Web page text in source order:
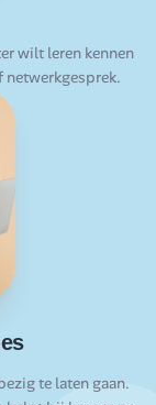
wilt leren kennen
te laten gaan.